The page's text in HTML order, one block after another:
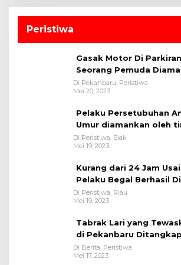
Peristiwa
Gasak Motor Di
Seorang Pemuda
Bukit Raya
Di Pekanbaru, Peristiwa
Mei 20, 2023
Pelaku Persetubuhan
Umur diamankan oleh
Polsek Tualang-Polres
Di Peristiwa, Siak
Mei 19, 2023
Kurang dari 24 Jam
Pelaku Begal Berhasil
Satreskrim Polres
Di Peristiwa, Riau
Mei 19, 2023
Tabrak Lari yang
di Pekanbaru
Di Berita, Peristiwa
Mei 17, 2023